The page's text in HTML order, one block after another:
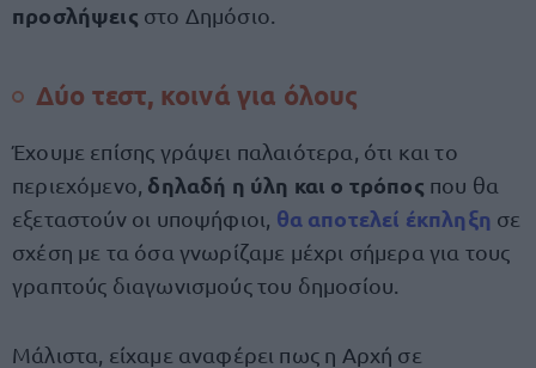
προσλήψεις στο Δημόσιο.
Δύο τεστ, κοινά για όλους
Έχουμε επίσης γράψει παλαιότερα, ότι και το
περιεχόμενο, δηλαδή η ύλη και ο τρόπος που θα
εξεταστούν οι υποψήφιοι, θα αποτελεί έκπληξη σε
σχέση με τα όσα γνωρίζαμε μέχρι σήμερα για τους
γραπτούς διαγωνισμούς του δημοσίου.
Μάλιστα, είχαμε αναφέρει πως η Αρχή σε